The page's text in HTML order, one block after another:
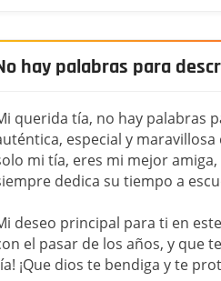
hay palabras para
querida tía, no hay palabras
especial y
mi tía, eres mi mejor
dedica su tiempo a
deseo principal para ti en
el pasar de los años, y que
¡Que dios te bendiga y te